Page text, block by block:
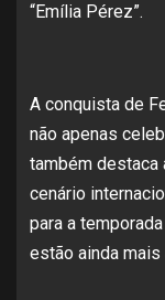
“Emília Pérez”.
A conquista de
não apenas
também destaca
cenário
para a
estão ainda